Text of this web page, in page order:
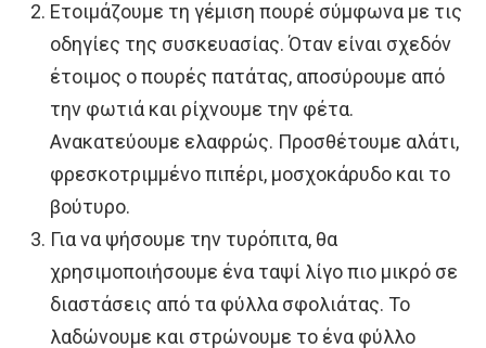
Ετοιμάζουμε τη γέμιση πουρέ σύμφωνα με τις
οδηγίες της συσκευασίας. Όταν είναι σχεδόν
έτοιμος ο πουρές πατάτας, αποσύρουμε από
την φωτιά και ρίχνουμε την φέτα.
Ανακατεύουμε ελαφρώς. Προσθέτουμε αλάτι,
φρεσκοτριμμένο πιπέρι, μοσχοκάρυδο και το
βούτυρο.
Για να ψήσουμε την τυρόπιτα, θα
χρησιμοποιήσουμε ένα ταψί λίγο πιο μικρό σε
διαστάσεις από τα φύλλα σφολιάτας. To
λαδώνουμε και στρώνουμε το ένα φύλλο